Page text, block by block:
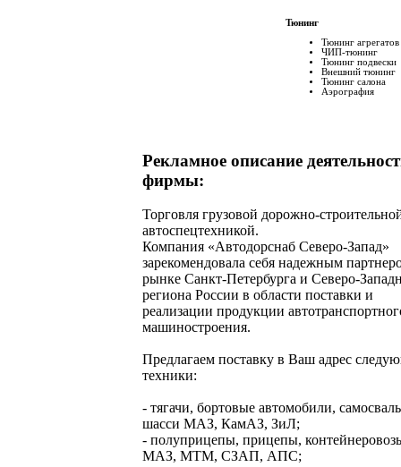
Тюнинг
Тюнинг агрегатов
ЧИП-тюнинг
Тюнинг подвески
Внешний тюнинг
Тюнинг салона
Аэрография
Рекламное описание
фирмы:
Торговля грузовой дорожно-
автоспецтехникой.
Компания «Автодорснаб Северо-Запад»
зарекомендовала себя надежным
рынке Санкт-Петербурга и Северо-
региона России в области поставки и
реализации продукции
машиностроения.
Предлагаем поставку в Ваш адрес
техники:
- тягачи, бортовые автомобили,
шасси МАЗ, КамАЗ, ЗиЛ;
- полуприцепы, прицепы,
МАЗ, МТМ, СЗАП, АПС;